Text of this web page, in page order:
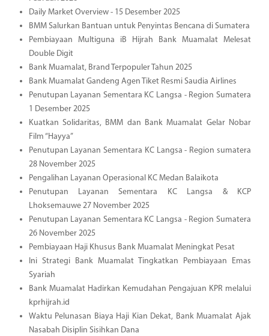
Daily Market Overview - 15 Desember 2025
BMM Salurkan Bantuan untuk Penyintas Bencana di Sumatera
Pembiayaan Multiguna iB Hijrah Bank Muamalat Melesat
Double Digit
Bank Muamalat, Brand Terpopuler Tahun 2025
Bank Muamalat Gandeng Agen Tiket Resmi Saudia Airlines
Penutupan Layanan Sementara KC Langsa - Region Sumatera
1 Desember 2025
Kuatkan Solidaritas, BMM dan Bank Muamalat Gelar Nobar
Film “Hayya”
Penutupan Layanan Sementara KC Langsa - Region sumatera
28 November 2025
Pengalihan Layanan Operasional KC Medan Balaikota
Penutupan Layanan Sementara KC Langsa & KCP
Lhoksemauwe 27 November 2025
Penutupan Layanan Sementara KC Langsa - Region Sumatera
26 November 2025
Pembiayaan Haji Khusus Bank Muamalat Meningkat Pesat
Ini Strategi Bank Muamalat Tingkatkan Pembiayaan Emas
Syariah
Bank Muamalat Hadirkan Kemudahan Pengajuan KPR melalui
kprhijrah.id
Waktu Pelunasan Biaya Haji Kian Dekat, Bank Muamalat Ajak
Nasabah Disiplin Sisihkan Dana